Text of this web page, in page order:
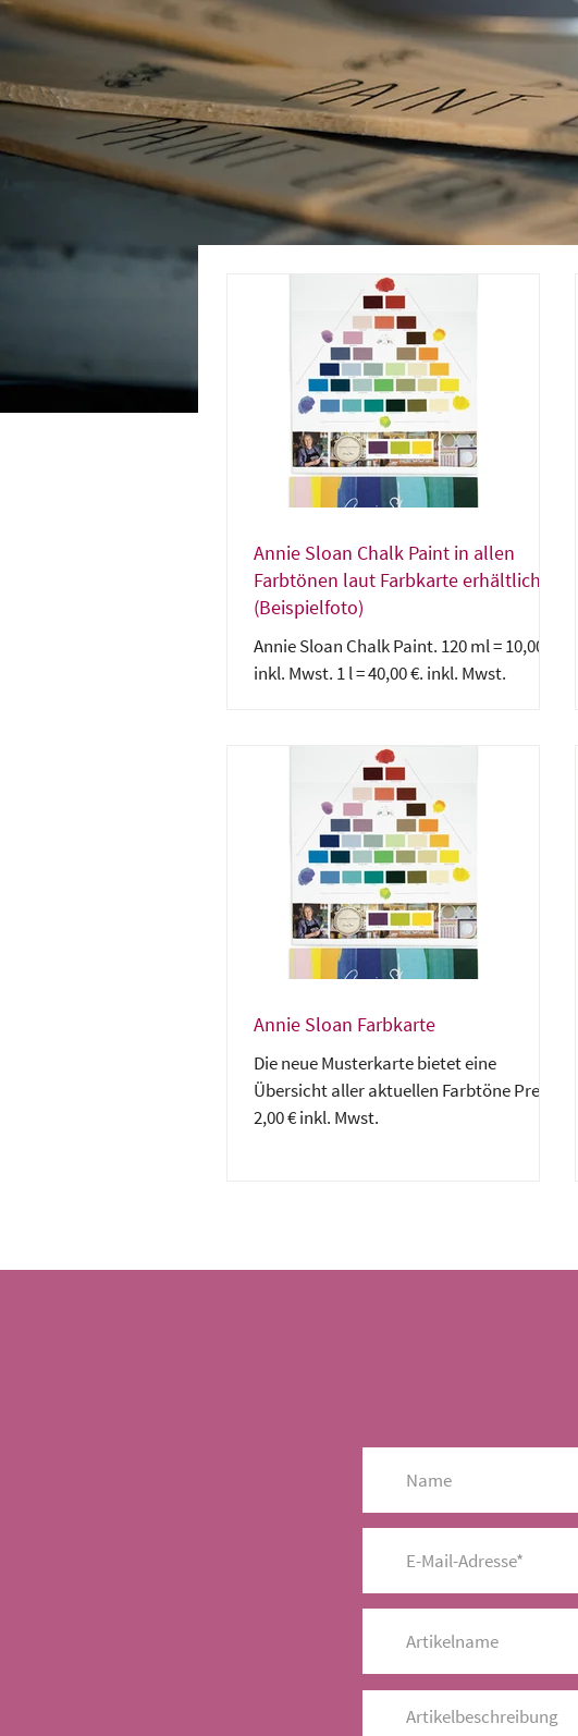
Annie Sloan Chalk Paint in allen
Farbtönen laut Farbkarte erhältlich
(Beispielfoto)
Annie Sloan Chalk Paint. 120 ml = 10,00 €.
inkl. Mwst. 1 l = 40,00 €. inkl. Mwst.
Annie Sloan Farbkarte
Die neue Musterkarte bietet eine
Übersicht aller aktuellen Farbtöne Preis
2,00 € inkl. Mwst.